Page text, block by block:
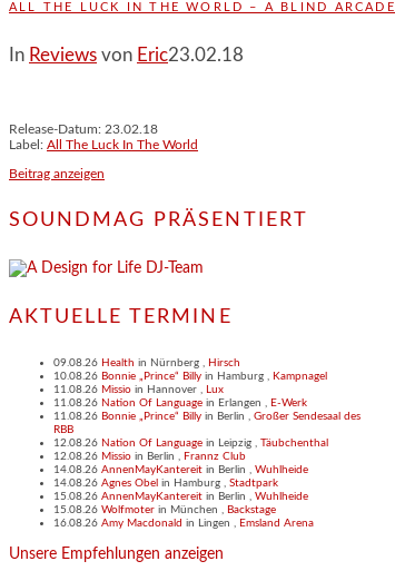
ALL THE LUCK IN THE WORLD – A BLIND ARCADE
In Reviews von Eric23.02.18
Release-Datum: 23.02.18
Label: All The Luck In The World
Beitrag anzeigen
SOUNDMAG PRÄSENTIERT
AKTUELLE TERMINE
09.08.26 Health in Nürnberg
Hirsch
10.08.26 Bonnie „Prince“ Billy in Hamburg
Kampnagel
11.08.26 Missio in Hannover
Lux
11.08.26 Nation Of Language in Erlangen
E-Werk
11.08.26 Bonnie „Prince“ Billy in Berlin
Großer Sendesaal des
RBB
12.08.26 Nation Of Language in Leipzig
Täubchenthal
12.08.26 Missio in Berlin
Frannz Club
14.08.26 AnnenMayKantereit in Berlin
Wuhlheide
14.08.26 Agnes Obel in Hamburg
Stadtpark
15.08.26 AnnenMayKantereit in Berlin
Wuhlheide
15.08.26 Wolfmoter in München
Backstage
16.08.26 Amy Macdonald in Lingen Emsland Arena
Unsere Empfehlungen anzeigen